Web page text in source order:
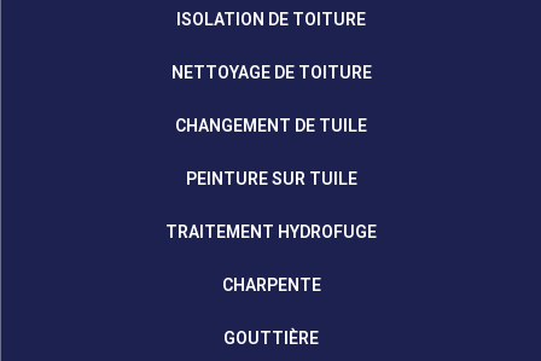
ISOLATION DE TOITURE
NETTOYAGE DE TOITURE
CHANGEMENT DE TUILE
PEINTURE SUR TUILE
TRAITEMENT HYDROFUGE
CHARPENTE
GOUTTIÈRE